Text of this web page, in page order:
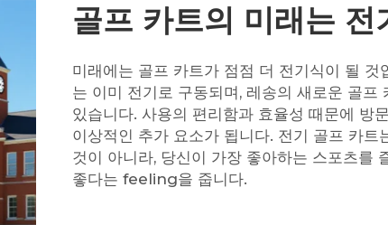
골프 카트의 미래는 전
미래에는 골프 카트가 점점 더 전기식이 될 것
는 이미 전기로 구동되며, 레송의 새로운 골프
있습니다. 사용의 편리함과 효율성 때문에 방
이상적인 추가 요소가 됩니다. 전기 골프 카트
것이 아니라, 당신이 가장 좋아하는 스포츠를
좋다는 feeling을 줍니다.